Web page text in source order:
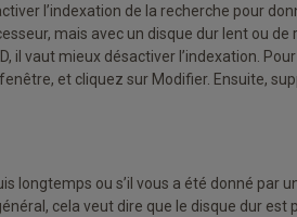
l’indexation de la recherche pour
mais avec un disque dur lent ou de
il vaut mieux désactiver l’indexation.
et cliquez sur Modifier. Ensuite,
longtemps ou s’il vous a été donné par
cela veut dire que le disque dur est